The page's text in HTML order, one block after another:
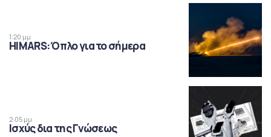
1:20 μμ
HIMARS: Όπλο για το σήμερα
2:05 μμ
Ισχύς δια της Γνώσεως